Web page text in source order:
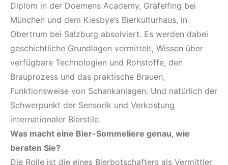
Diplom in der Doemens Academy, Gräfelfing bei
München und dem Kiesbye’s Bierkulturhaus, in
Obertrum bei Salzburg absolviert. Es werden dabei
geschichtliche Grundlagen vermittelt, Wissen über
verfügbare Technologien und Rohstoffe, den
Brauprozess und das praktische Brauen,
Funktionsweise von Schankanlagen. Und natürlich der
Schwerpunkt der Sensorik und Verkostung
internationaler Bierstile.
Was macht eine Bier-Sommeliere genau, wie
beraten Sie?
Die Rolle ist die eines Bierbotschafters als Vermittler